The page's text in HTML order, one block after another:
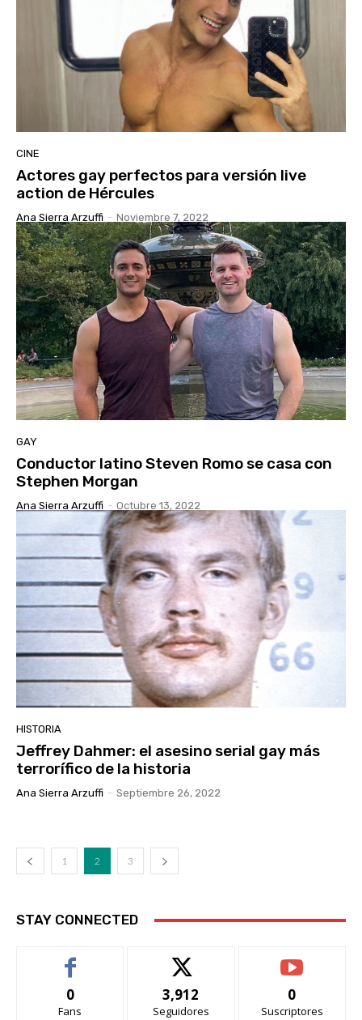
CINE
Actores gay perfectos para versión live
action de Hércules
Ana Sierra Arzuffi - Noviembre 7, 2022
GAY
Conductor latino Steven Romo se casa con
Stephen Morgan
Ana Sierra Arzuffi - Octubre 13, 2022
HISTORIA
Jeffrey Dahmer: el asesino serial gay más
terrorífico de la historia
Ana Sierra Arzuffi - Septiembre 26, 2022
1 2 3
STAY CONNECTED
0
Fans
3,912
Seguidores
0
Suscriptores